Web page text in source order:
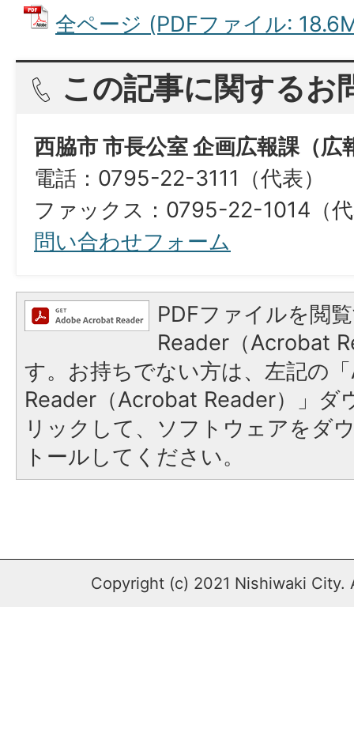
全ページ (PDFファイル:
この記事に関するお
西脇市 市長公室 企画広報課（広
電話：0795-22-3111（代表）
ファックス：0795-22-1014（
問い合わせフォーム
PDFファイルを閲
Reader（Acrobat
す。お持ちでない方は、左記の
Reader（Acrobat Reader）」ダ
リックして、ソフトウェアをダ
トールしてください。
Copyright (c) 2021 Nishiwaki City.